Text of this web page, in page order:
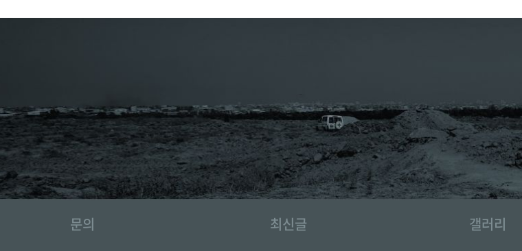
문의 최신글 갤러리